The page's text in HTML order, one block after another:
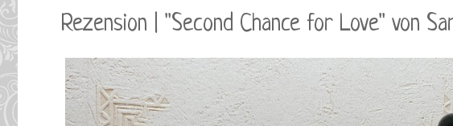
Rezension | "Second Chance for Love" von